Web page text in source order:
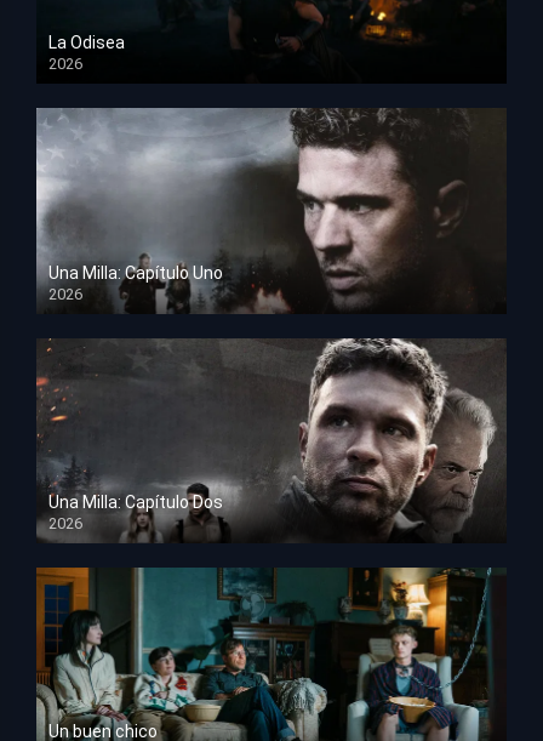
La Odisea
2026
TS Screener
Una Milla: Capítulo Uno
2026
HD 1080p
Una Milla: Capítulo Dos
2026
HD 1080p
Un buen chico